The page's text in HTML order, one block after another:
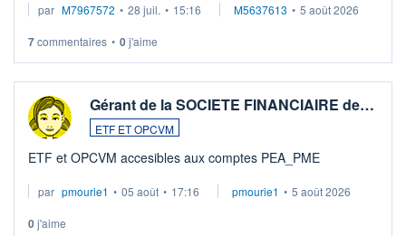
par M7967572 • 28 juil. • 15:16 M5637613 • 5 août 2026
7commentaires • 0j'aime
Gérant de la SOCIETE FINANCIAIRE de…
ETF ET OPCVM
ETF et OPCVM accesibles aux comptes PEA_PME
par pmourie1 • 05 août • 17:16 pmourie1 • 5 août 2026
0j'aime